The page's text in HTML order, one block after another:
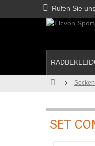
Rufen Sie
Socken
SET